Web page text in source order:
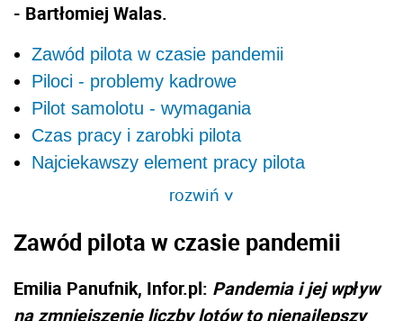
- Bartłomiej Walas.
Zawód pilota w czasie pandemii
Piloci - problemy kadrowe
Pilot samolotu - wymagania
Czas pracy i zarobki pilota
Najciekawszy element pracy pilota
rozwiń>
Zawód pilota w czasie pandemii
Emilia Panufnik, Infor.pl: Pandemia i jej wpływ
na zmniejszenie liczby lotów to nienajlepszy